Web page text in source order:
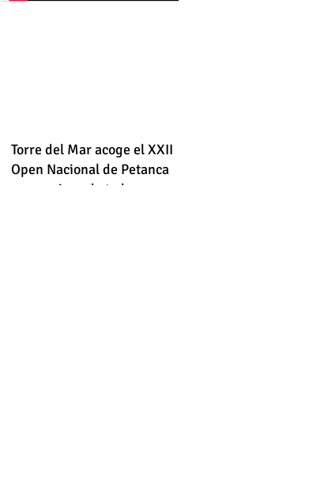
Torre del Mar acoge el XXII
Open Nacional de Petanca
con equipos de toda